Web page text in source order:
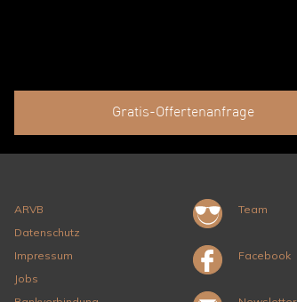
Gratis-Offertenanfrage
ARVB
Datenschutz
Impressum
Jobs
Team
Facebook